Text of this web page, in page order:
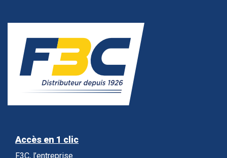
Accès en 1 clic
F3C, l’entreprise